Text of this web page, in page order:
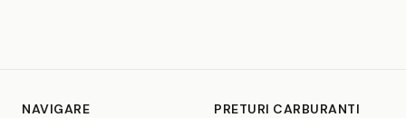
NAVIGARE PRETURI CARBURANTI